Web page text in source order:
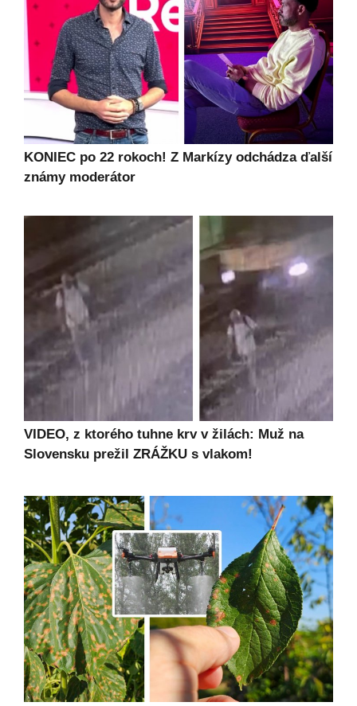
KONIEC po 22 rokoch! Z Markízy odchádza ďalší
známy moderátor
VIDEO, z ktorého tuhne krv v žilách: Muž na
Slovensku prežil ZRÁŽKU s vlakom!